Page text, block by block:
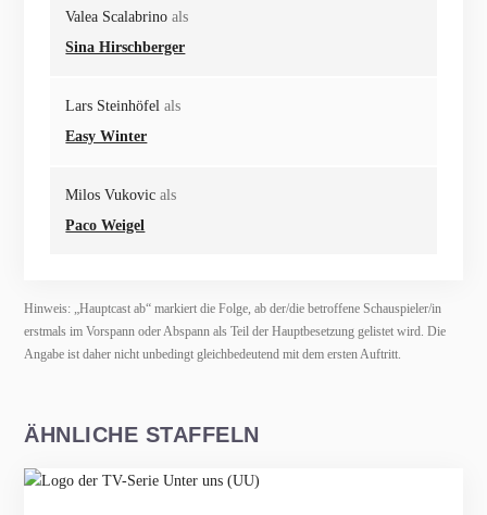
Valea Scalabrino als
Sina Hirschberger
Lars Steinhöfel als
Easy Winter
Milos Vukovic als
Paco Weigel
Hinweis: „Hauptcast ab“ markiert die Folge, ab der/die betroffene Schauspieler/in
erstmals im Vorspann oder Abspann als Teil der Hauptbesetzung gelistet wird. Die
Angabe ist daher nicht unbedingt gleichbedeutend mit dem ersten Auftritt.
ÄHNLICHE STAFFELN